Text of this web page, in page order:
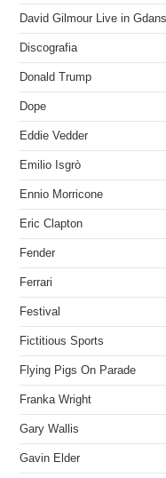
David Gilmour Live in
Discografia
Donald Trump
Dope
Eddie Vedder
Emilio Isgrò
Ennio Morricone
Eric Clapton
Fender
Ferrari
Festival
Fictitious Sports
Flying Pigs On Parade
Franka Wright
Gary Wallis
Gavin Elder